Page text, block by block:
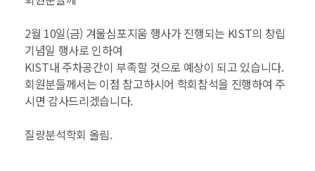
2월 10일(금) 겨울심포지움 행사가 진행되는 KIST의 창립
기념일 행사로 인하여
KIST내 주차공간이 부족할 것으로 예상이 되고 있습니다.
회원분들께서는 이점 참고하시어 학회참석을 진행하여 주
시면 감사드리겠습니다.
질량분석학회 올림.